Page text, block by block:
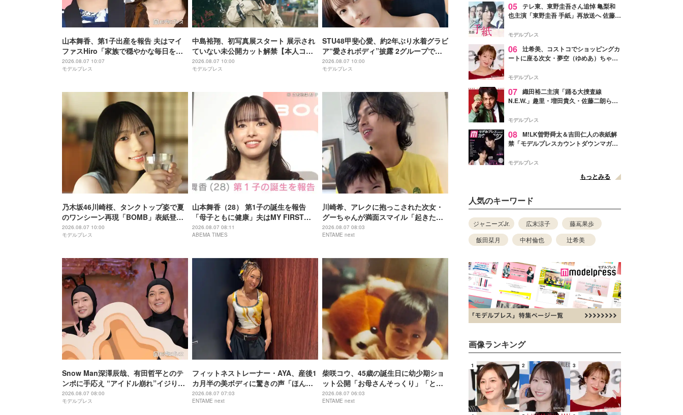
山本舞香、第1子出産を報告 夫はマイ
ファスHiro「家族で穏やかな毎日を過
ごしています」
2026.08.07 10:07
モデルプレス
中島裕翔、初写真展スタート 展示され
ていない未公開カット解禁【本人コメ
ント】
2026.08.07 10:00
モデルプレス
STU48甲斐心愛、約2年ぶり水着グラビ
ア“愛されボディ”披露 2グループでの1
期生経験・センターへの思い語る
2026.08.07 10:00
モデルプレス
乃木坂46川崎桜、タンクトップ姿で夏
のワンシーン再現「BOMB」表紙登場
裏表紙は6期生・長嶋凛桜【独占カット
あり】
2026.08.07 10:00
モデルプレス
山本舞香（28） 第1子の誕生を報告
「母子ともに健康」夫はMY FIRST
STORY Hiro（32）
2026.08.07 08:11
ABEMA TIMES
川崎希、アレクに抱っこされた次女・
グーちゃんが満面スマイル「起きたて
はこの表情してくれて1日ハッピー」
2026.08.07 08:03
ENTAME next
Snow Man深澤辰哉、有田哲平とのテ
ンポに手応え “アイドル崩れ”イジりに
は即ツッコミ「一応ド真ん中を走って
るつもり」【アリフォルニア】
2026.08.07 08:00
モデルプレス
フィットネストレーナー・AYA、産後1
カ月半の美ボディに驚きの声「ほんと
に出産したのー？」
2026.08.07 07:03
ENTAME next
柴咲コウ、45歳の誕生日に幼少期ショ
ット公開「お母さんそっくり」「とん
でもなくかわいい」
2026.08.07 06:03
ENTAME next
05 テレ東、東野圭吾さん追悼 亀梨和
也主演「東野圭吾 手紙」再放送へ 佐藤隆
モデルプレス
06 辻希美、コストコでショッピングカ
ートに座る次女・夢空（ゆめあ）ちゃん
ぎ」「成長を感じる」の声
モデルプレス
07 織田裕二主演「踊る大捜査線
N.E.W.」趣里・増田貴久・佐藤二朗ら新
徴する“謎のキーワード”も
モデルプレス
08 M!LK曽野舜太＆吉田仁人の表紙解
禁「モデルプレスカウントダウンマガジ
モデルプレス
もっとみる
人気のキーワード
ジャニーズJr. 広末涼子
藤嶌果歩
飯田栞月
中村倫也 辻希美
画像ランキング
1 2 3